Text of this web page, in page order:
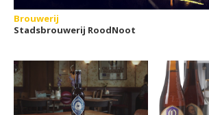
Brouwerij
Stadsbrouwerij RoodNoot